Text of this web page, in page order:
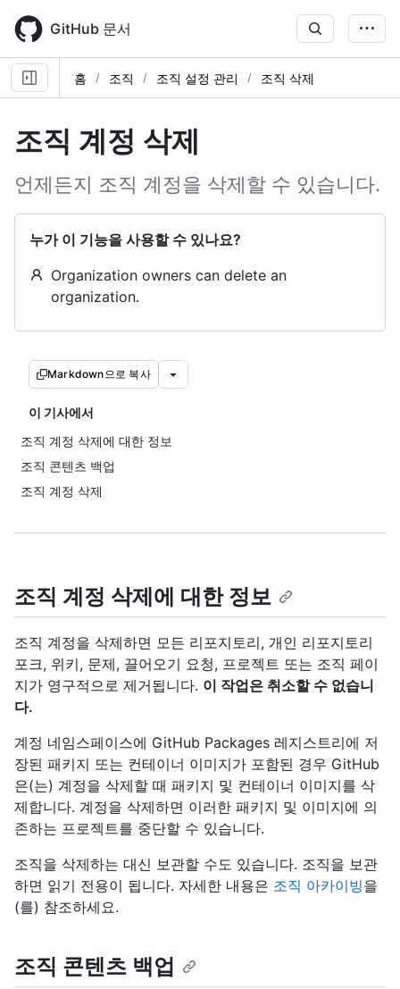
main
content
GitHub 문서
홈 조직 조직 설정 관리 조직 삭제
조직 계정 삭제
언제든지 조직 계정을 삭제할 수 있습니다.
누가 이 기능을 사용할 수 있나요?
Organization owners can delete an
organization.
Markdown으로 복사
이 기사에서
조직 계정 삭제에 대한 정보
조직 콘텐츠 백업
조직 계정 삭제
조직 계정 삭제에 대한 정보
조직 계정을 삭제하면 모든 리포지토리, 개인 리포지토리
포크, 위키, 문제, 끌어오기 요청, 프로젝트 또는 조직 페이
지가 영구적으로 제거됩니다. 이 작업은 취소할 수 없습니
다.
계정 네임스페이스에 GitHub Packages 레지스트리에 저
장된 패키지 또는 컨테이너 이미지가 포함된 경우 GitHub
은(는) 계정을 삭제할 때 패키지 및 컨테이너 이미지를 삭
제합니다. 계정을 삭제하면 이러한 패키지 및 이미지에 의
존하는 프로젝트를 중단할 수 있습니다.
조직을 삭제하는 대신 보관할 수도 있습니다. 조직을 보관
하면 읽기 전용이 됩니다. 자세한 내용은 조직 아카이빙을
(를) 참조하세요.
조직 콘텐츠 백업